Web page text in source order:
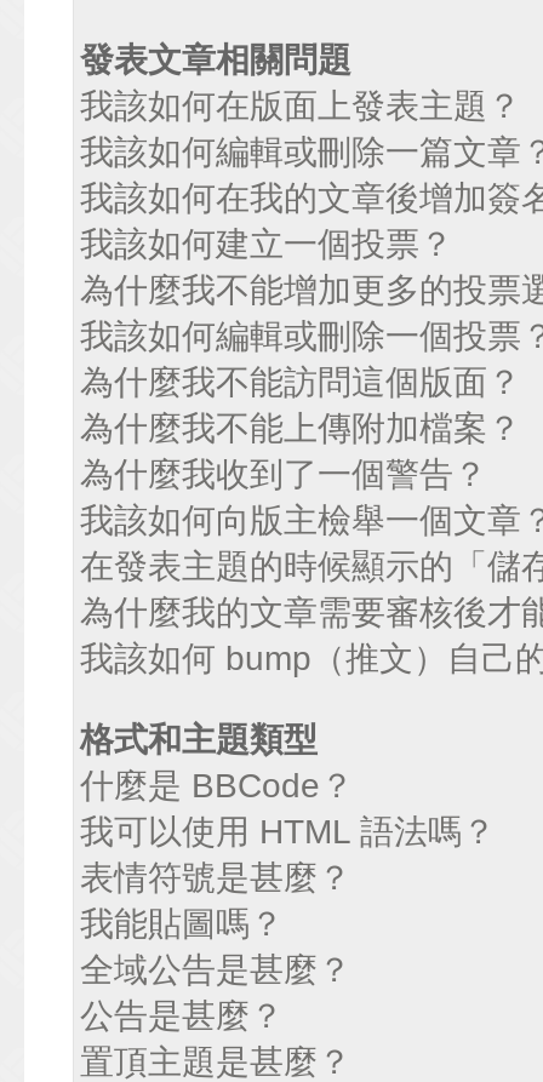
發表文章相關問題
我該如何在版面上發表主題？
我該如何編輯或刪除一篇文章
我該如何在我的文章後增加簽
我該如何建立一個投票？
為什麼我不能增加更多的投票
我該如何編輯或刪除一個投票
為什麼我不能訪問這個版面？
為什麼我不能上傳附加檔案？
為什麼我收到了一個警告？
我該如何向版主檢舉一個文章
在發表主題的時候顯示的「儲
為什麼我的文章需要審核後才
我該如何 bump（推文）自己
格式和主題類型
什麼是 BBCode？
我可以使用 HTML 語法嗎？
表情符號是甚麼？
我能貼圖嗎？
全域公告是甚麼？
公告是甚麼？
置頂主題是甚麼？